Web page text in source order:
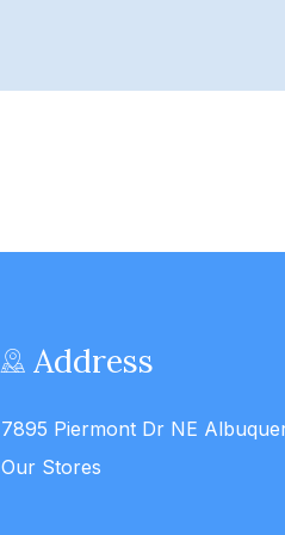
Address
7895 Piermont Dr NE
Our Stores